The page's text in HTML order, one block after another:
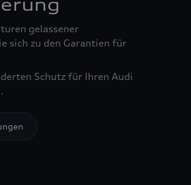
gelassener
sich zu den Garantien für
Schutz für Ihren Audi